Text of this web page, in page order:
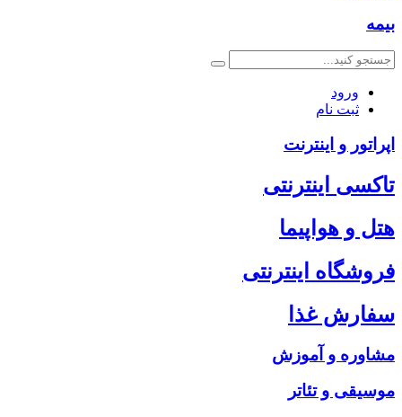
بیمه
ورود
ثبت نام
اپراتور و اینترنت
تاکسی اینترنتی
هتل و هواپیما
فروشگاه اینترنتی
سفارش غذا
مشاوره و آموزش
موسیقی و تئاتر